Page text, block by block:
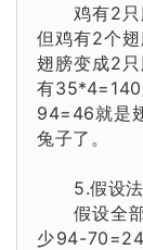
鸡有2
但鸡有2个
翅膀变成2
有
94=46就是
兔子了。
5.假设
假设全
少94-70=24